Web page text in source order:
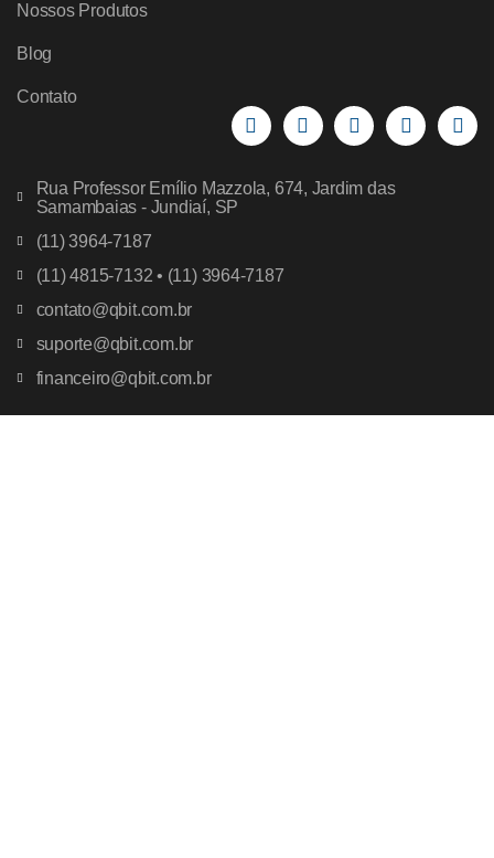
Nossos Produtos
Blog
Contato
Rua Professor Emílio Mazzola, 674, Jardim das
Samambaias - Jundiaí, SP
(11) 3964-7187
(11) 4815-7132 • (11) 3964-7187
contato@qbit.com.br
suporte@qbit.com.br
financeiro@qbit.com.br